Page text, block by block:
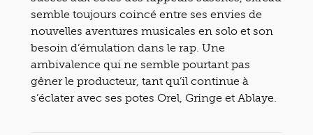
semble toujours coincé entre ses envies de
nouvelles aventures musicales en solo et son
besoin d’émulation dans le rap. Une
ambivalence qui ne semble pourtant pas
gêner le producteur, tant qu’il continue à
s’éclater avec ses potes Orel, Gringe et Ablaye.